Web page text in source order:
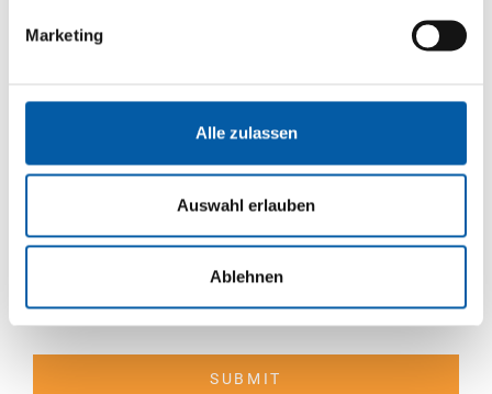
Marketing
Alle zulassen
Auswahl erlauben
Ablehnen
our products and events. Should you change your
mind, you can revoke your agreement free of
I agree to the use of my personal data according to theprivacy policy.
SUBMIT